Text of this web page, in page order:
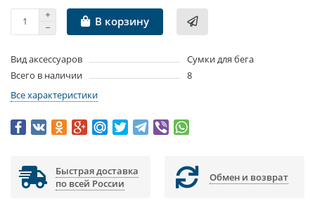
В корзину
Вид аксессуаров
Сумки для бега
Всего в наличии
8
Все характеристики
Быстрая доставка
по всей России
Обмен и возврат